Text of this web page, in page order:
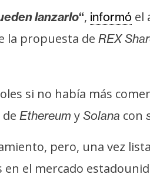
lanzarlo“, informó el
la propuesta de REX
si no había más
Ethereum y Solana con
pero, una vez
el mercado